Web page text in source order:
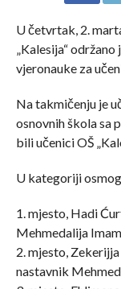
U četvrtak, 2.
„Kalesija“
vjeronauke za
Na takmičenju je
osnovnih škola sa
bili učenici OŠ
U kategoriji
1. mjesto, Hadi
Mehmedalija
2. mjesto, Zekerijja
nastavnik